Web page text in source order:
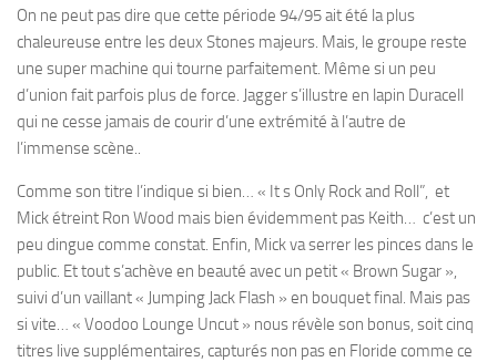
On ne peut pas dire que cette période 94/95 ait été la plus
chaleureuse entre les deux Stones majeurs. Mais, le groupe reste
une super machine qui tourne parfaitement. Même si un peu
d’union fait parfois plus de force. Jagger s’illustre en lapin Duracell
qui ne cesse jamais de courir d’une extrémité à l’autre de
l’immense scène..
Comme son titre l’indique si bien… « It s Only Rock and Roll”, et
Mick étreint Ron Wood mais bien évidemment pas Keith… c’est un
peu dingue comme constat. Enfin, Mick va serrer les pinces dans le
public. Et tout s’achève en beauté avec un petit « Brown Sugar »,
suivi d’un vaillant « Jumping Jack Flash » en bouquet final. Mais pas
si vite… « Voodoo Lounge Uncut » nous révèle son bonus, soit cinq
titres live supplémentaires, capturés non pas en Floride comme ce